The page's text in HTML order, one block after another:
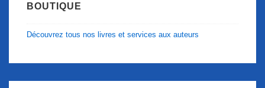
BOUTIQUE
Découvrez tous nos livres et services aux auteurs